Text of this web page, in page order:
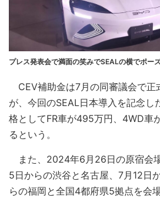
プレス発表会で満面の笑みでSEALの横でポー
CEV補助金は7月の同審議会で正
が、今回のSEAL日本導入を記念し
格としてFR車が495万円、4WD車
るという。
また、2024年6月26日の原宿会
5日からの渋谷と名古屋、7月12日
らの福岡と全国4都府県5拠点を会